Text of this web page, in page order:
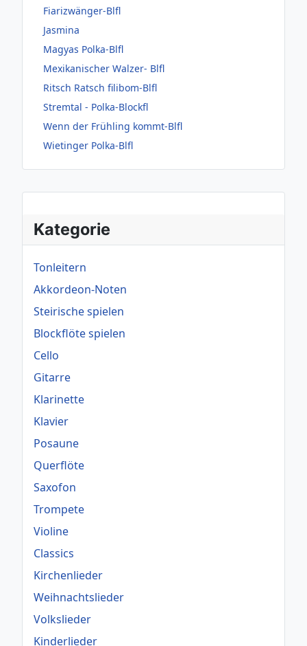
Kategorie
Tonleitern
Akkordeon-Noten
Steirische spielen
Blockflöte spielen
Cello
Gitarre
Klarinette
Klavier
Posaune
Querflöte
Saxofon
Trompete
Violine
Classics
Kirchenlieder
Weihnachtslieder
Volkslieder
Kinderlieder
Fiarizwänger-Blfl
Jasmina
Magyas Polka-Blfl
Mexikanischer Walzer- Blfl
Ritsch Ratsch filibom-Blfl
Stremtal - Polka-Blockfl
Wenn der Frühling kommt-Blfl
Wietinger Polka-Blfl